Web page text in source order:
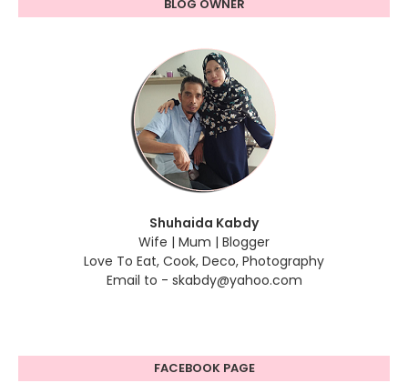
BLOG OWNER
Shuhaida Kabdy
Wife | Mum | Blogger
Love To Eat, Cook, Deco, Photography
Email to - skabdy@yahoo.com
FACEBOOK PAGE